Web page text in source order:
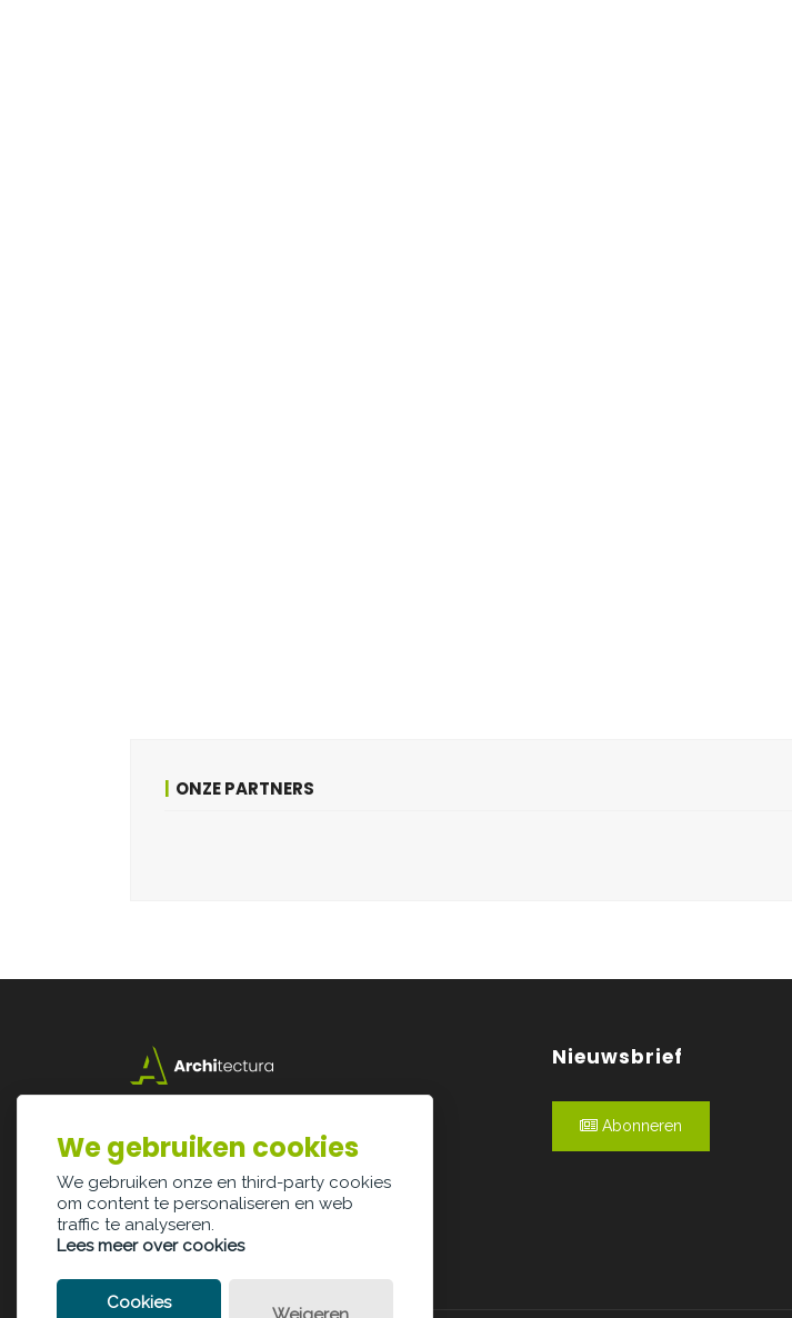
ONZE PARTNERS
3500 Hasselt
info@architectura.be
Nieuwsbrief
Abonneren
We gebruiken cookies
We gebruiken onze en third-party cookies
om content te personaliseren en web
traffic te analyseren.
Lees meer over cookies
Cookies